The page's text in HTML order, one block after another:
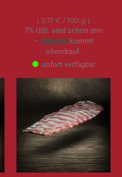
3,71 € / 100 g
7% USt. sind schon drin
–Versand kommt
obendrauf.
sofort verfügbar